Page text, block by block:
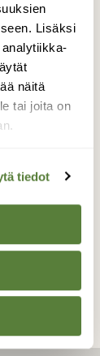
Lisäksi
näitä
tai joita on
tiedot
31.8.2023